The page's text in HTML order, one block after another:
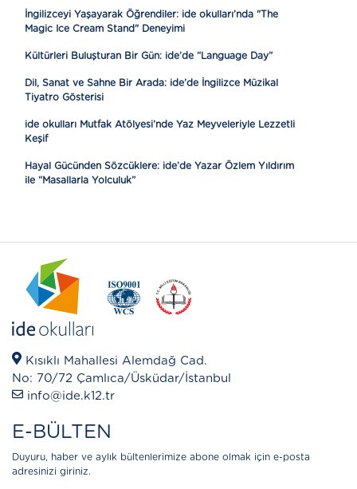
İngilizceyi Yaşayarak Öğrendiler: ide okulları’nda "The
Magic Ice Cream Stand" Deneyimi
Kültürleri Buluşturan Bir Gün: ide’de “Language Day”
Dil, Sanat ve Sahne Bir Arada: ide’de İngilizce Müzikal
Tiyatro Gösterisi
ide okulları Mutfak Atölyesi’nde Yaz Meyveleriyle Lezzetli
Keşif
Hayal Gücünden Sözcüklere: ide’de Yazar Özlem Yıldırım
ile “Masallarla Yolculuk”
Kısıklı Mahallesi Alemdağ Cad.
No: 70/72 Çamlıca/Üsküdar/İstanbul
info@ide.k12.tr
E-BÜLTEN
Duyuru, haber ve aylık bültenlerimize abone olmak için e-posta
adresinizi giriniz.